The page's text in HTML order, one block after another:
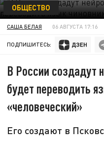
ОБЩЕСТВО
САША БЕЛАЯ 06 АВГУСТА 17:16
ПОДПИШИТЕСЬ:
В России создадут
будет переводить
«человеческий»
Его создают в